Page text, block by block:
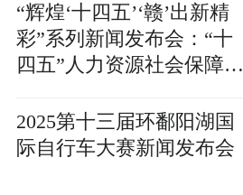
“辉煌‘十四五’‘赣’出新精
彩”系列新闻发布会：“十
四五”人力资源社会保障工
2025第十三届环鄱阳湖国
际自行车大赛新闻发布会